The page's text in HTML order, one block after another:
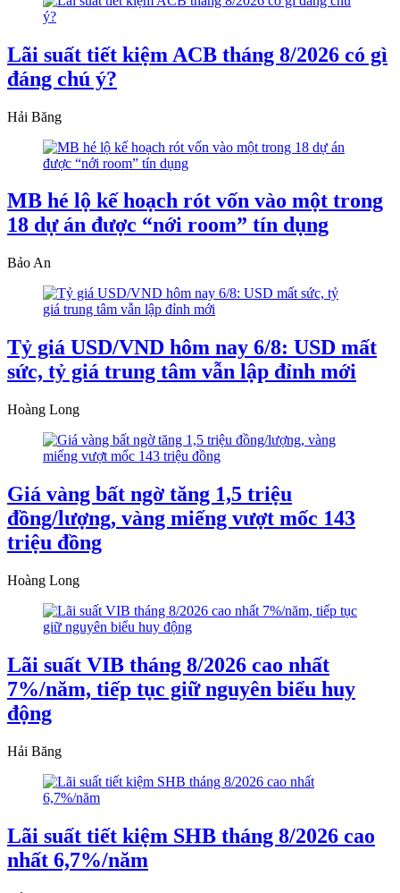
Lãi suất tiết kiệm ACB tháng 8/2026 có gì
đáng chú ý?
Hải Băng
MB hé lộ kế hoạch rót vốn vào một trong
18 dự án được “nới room” tín dụng
Bảo An
Tỷ giá USD/VND hôm nay 6/8: USD mất
sức, tỷ giá trung tâm vẫn lập đỉnh mới
Hoàng Long
Giá vàng bất ngờ tăng 1,5 triệu
đồng/lượng, vàng miếng vượt mốc 143
triệu đồng
Hoàng Long
Lãi suất VIB tháng 8/2026 cao nhất
7%/năm, tiếp tục giữ nguyên biểu huy
động
Hải Băng
Lãi suất tiết kiệm SHB tháng 8/2026 cao
nhất 6,7%/năm